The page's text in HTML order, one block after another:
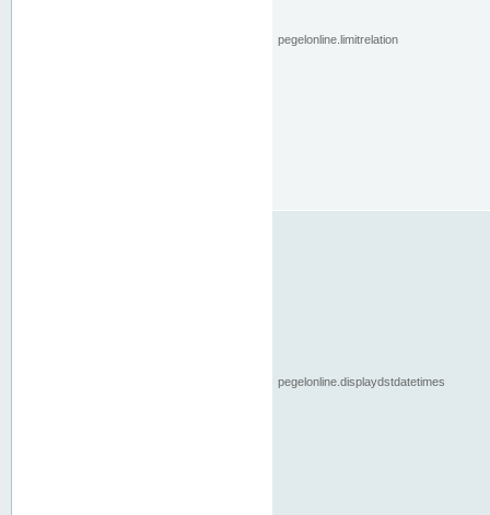
pegelonline.limitrelation
pegelonline.displaydstdatetimes